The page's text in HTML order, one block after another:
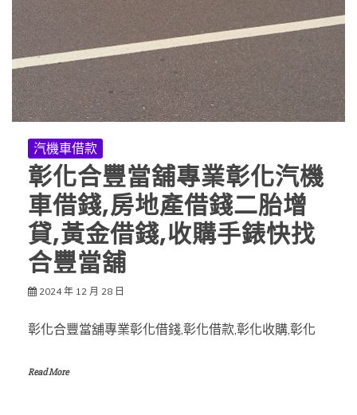
汽機車借款
彰化合豐當舖專業彰化汽機
車借錢,房地產借錢二胎增
貸,黃金借錢,收購手錶快找
合豐當舖
2024 年 12 月 28 日
彰化合豐當舖專業彰化借錢,彰化借款,彰化收購,彰化
Read More